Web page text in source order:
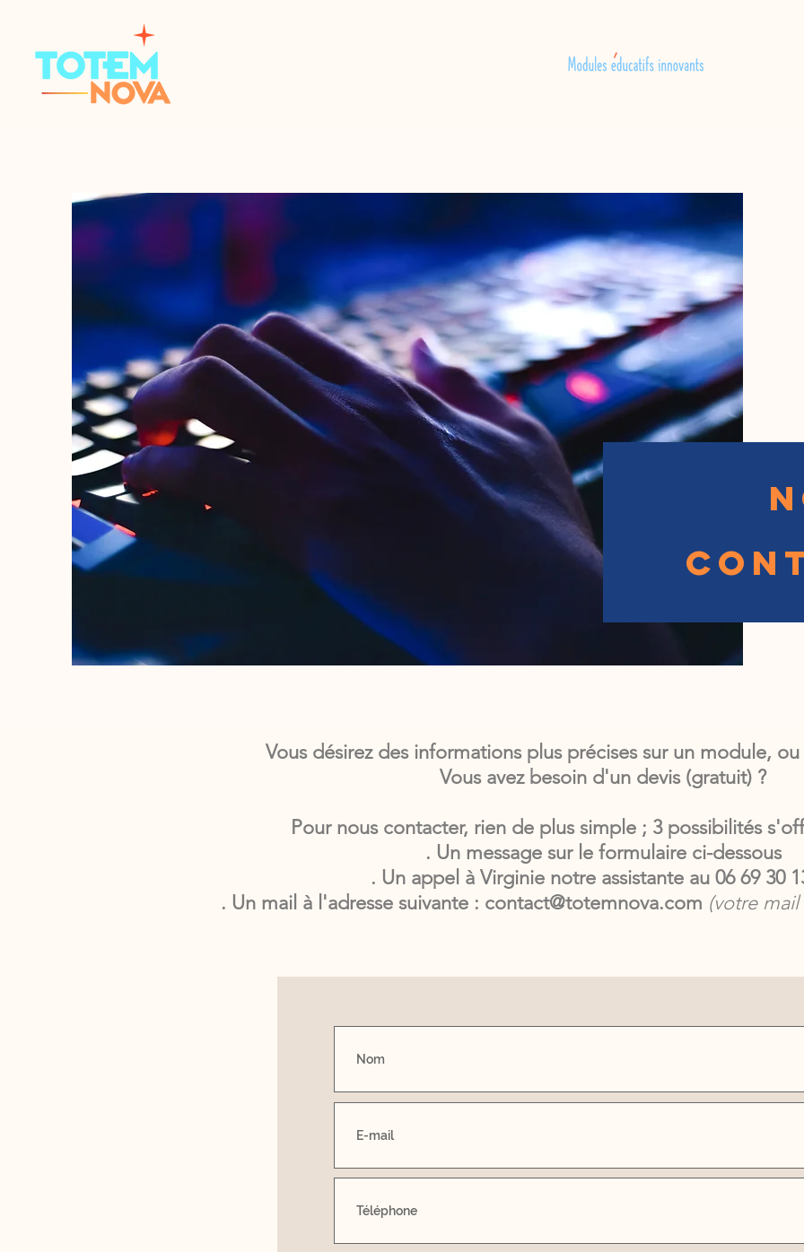
Vous désirez des informations plus précises sur un module,
Vous avez besoin d'un devis (gratuit) ?
Pour nous contacter, rien de plus simple ; 3 possibilités
. Un message sur le formulaire ci-dessous
. Un appel à Virginie notre assistante au 06 69 30
. Un mail à l'adresse suivante : contact@totemnova.com (votre